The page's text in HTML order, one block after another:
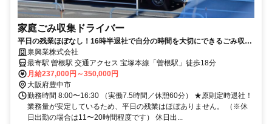
家庭ごみ収集ドライバー
平日の残業ほぼなし！16時半退社で自分の時間を大切にできるごみ収集
ドライバー。
泉興業株式会社
最寄駅 曽根駅 交通アクセス 宝塚本線「曽根駅」徒歩18分
月給237,000円～350,000円
大阪府豊中市
勤務時間 8:00〜16:30 （実働7.5時間／休憩60分） ★原則定時退社！
業務量が安定しているため、平日の残業はほぼありません。 （※休
日出勤の場合は11〜20時間程度です） 休日出...